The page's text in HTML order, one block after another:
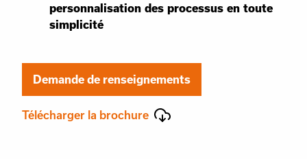
personnalisation des processus en toute
simplicité
Demande de renseignements
Télécharger la brochure